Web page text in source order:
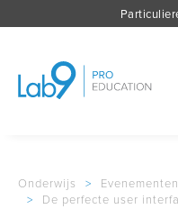
Onderwijs >
Evenementen
>
De perfecte user